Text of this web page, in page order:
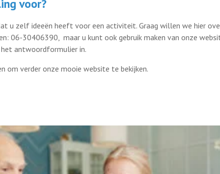
voor?
u zelf ideeën heeft voor een activiteit. Graag willen we hier
06-30406390, maar u kunt ook gebruik maken van onze
antwoordformulier in.
om verder onze mooie website te bekijken.